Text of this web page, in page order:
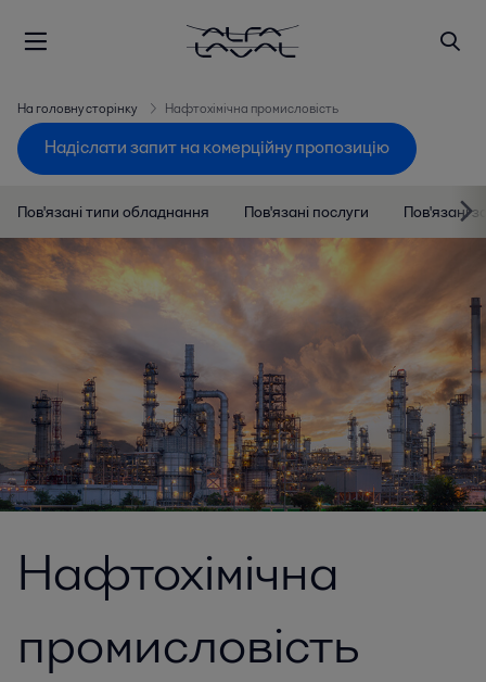
На головну сторінку Нафтохімічна промисловість
Надіслати запит на комерційну пропозицію
Пов'язані типи обладнання Пов'язані послуги Пов'язані
Нафтохімічна
промисловість